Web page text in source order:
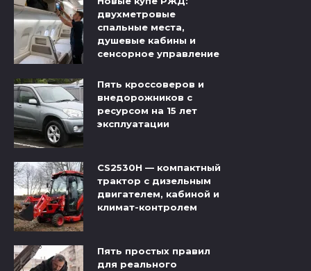
двухметровые
спальные места,
душевые кабины и
сенсорное управление
Пять кроссоверов и
внедорожников с
ресурсом на 15 лет
эксплуатации
CS2530H — компактный
трактор с дизельным
двигателем, кабиной и
климат-контролем
Пять простых правил
для реального